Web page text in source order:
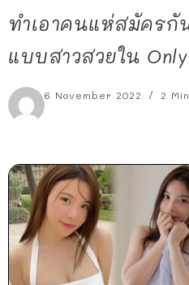
ทำเอาคนแห่สมัครกั
แบบสาวสวยใน
6 November 2022 2